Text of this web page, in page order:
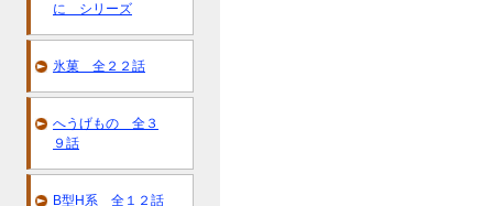
に シリーズ
氷菓 全２２話
へうげもの 全３
９話
B型H系 全１２話